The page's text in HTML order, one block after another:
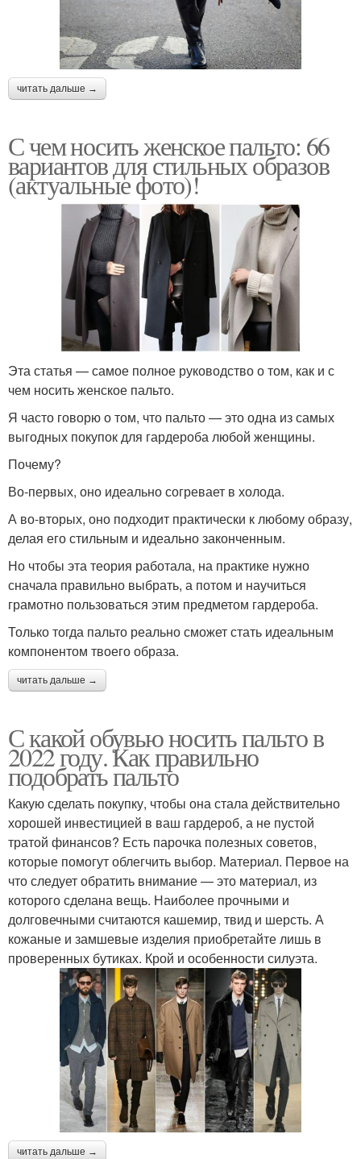
читать дальше →
С чем носить женское пальто: 66
вариантов для стильных образов
(актуальные фото)!
Эта статья — самое полное руководство о том, как и с
чем носить женское пальто.
Я часто говорю о том, что пальто — это одна из самых
выгодных покупок для гардероба любой женщины.
Почему?
Во-первых, оно идеально согревает в холода.
А во-вторых, оно подходит практически к любому образу,
делая его стильным и идеально законченным.
Но чтобы эта теория работала, на практике нужно
сначала правильно выбрать, а потом и научиться
грамотно пользоваться этим предметом гардероба.
Только тогда пальто реально сможет стать идеальным
компонентом твоего образа.
читать дальше →
С какой обувью носить пальто в
2022 году. Как правильно
подобрать пальто
Какую сделать покупку, чтобы она стала действительно
хорошей инвестицией в ваш гардероб, а не пустой
тратой финансов? Есть парочка полезных советов,
которые помогут облегчить выбор. Материал. Первое на
что следует обратить внимание — это материал, из
которого сделана вещь. Наиболее прочными и
долговечными считаются кашемир, твид и шерсть. А
кожаные и замшевые изделия приобретайте лишь в
проверенных бутиках. Крой и особенности силуэта.
читать дальше →